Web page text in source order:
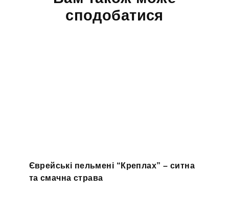
сподобатися
Єврейські пельмені “Креплах” – ситна
та смачна страва